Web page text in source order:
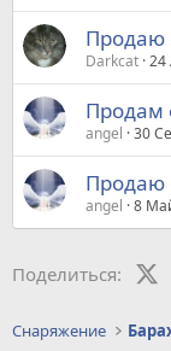
Продаю
Darkcat 24
Продам
angel 30
Продаю
angel 8
Поделиться:
Снаряжение